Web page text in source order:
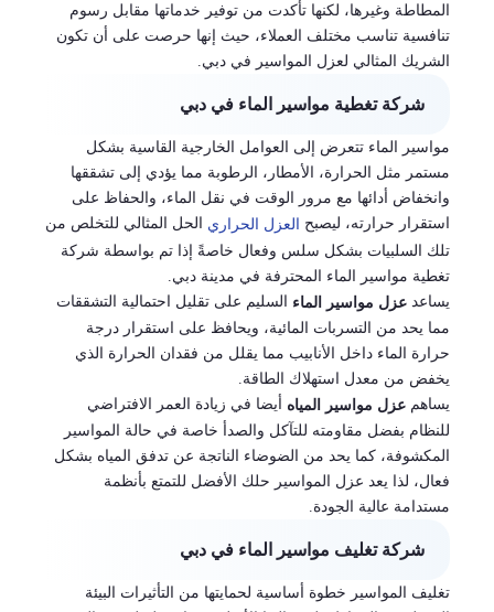
المطاطة وغيرها، لكنها تأكدت من توفير خدماتها مقابل رسوم
تنافسية تناسب مختلف العملاء، حيث إنها حرصت على أن تكون
الشريك المثالي لعزل المواسير في دبي.
شركة تغطية مواسير الماء في دبي
مواسير الماء تتعرض إلى العوامل الخارجية القاسية بشكل
مستمر مثل الحرارة، الأمطار، الرطوبة مما يؤدي إلى تشققها
وانخفاض أدائها مع مرور الوقت في نقل الماء، والحفاظ على
استقرار حرارته، ليصبح
العزل الحراري الحل المثالي للتخلص من
تلك السلبيات بشكل سلس وفعال خاصةً إذا تم بواسطة شركة
تغطية مواسير الماء المحترفة في مدينة دبي.
يساعد عزل مواسير الماء السليم على تقليل احتمالية التشققات
مما يحد من التسربات المائية، ويحافظ على استقرار درجة
حرارة الماء داخل الأنابيب مما يقلل من فقدان الحرارة الذي
يخفض من معدل استهلاك الطاقة.
يساهم عزل مواسير المياه
أيضا في زيادة العمر الافتراضي
للنظام بفضل مقاومته للتآكل والصدأ خاصة في حالة المواسير
المكشوفة، كما يحد من الضوضاء الناتجة عن تدفق المياه بشكل
فعال، لذا يعد عزل المواسير حلك الأفضل للتمتع بأنظمة
مستدامة عالية الجودة.
شركة تغليف مواسير الماء في دبي
تغليف المواسير خطوة أساسية لحمايتها من التأثيرات البيئة